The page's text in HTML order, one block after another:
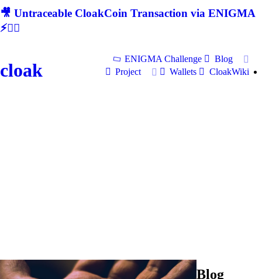
🎥 Untraceable CloakCoin Transaction via ENIGMA
⚡🕵‍♂
cloak
ENIGMA Challenge
Blog
Project
Wallets CloakWiki
Blog